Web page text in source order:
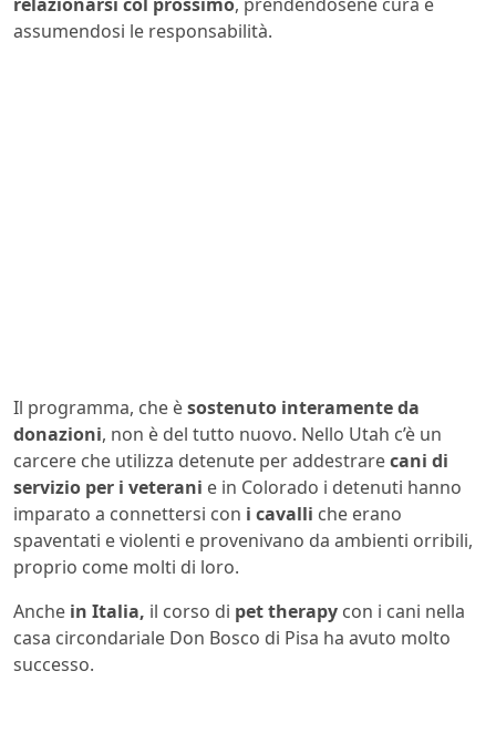
assumendosi le responsabilità.
Il programma, che èsostenuto interamente da
donazioni, non è del tutto nuovo. Nello Utah c’è un
carcere che utilizza detenute per addestrarecani di
servizio per i veterani e in Colorado i detenuti hanno
imparato a connettersi con i cavalli che erano
spaventati e violenti e provenivano da ambienti orribili,
proprio come molti di loro.
Anche in Italia, il corso di pet therapy con i cani nella
casa circondariale Don Bosco di Pisa ha avuto molto
successo.